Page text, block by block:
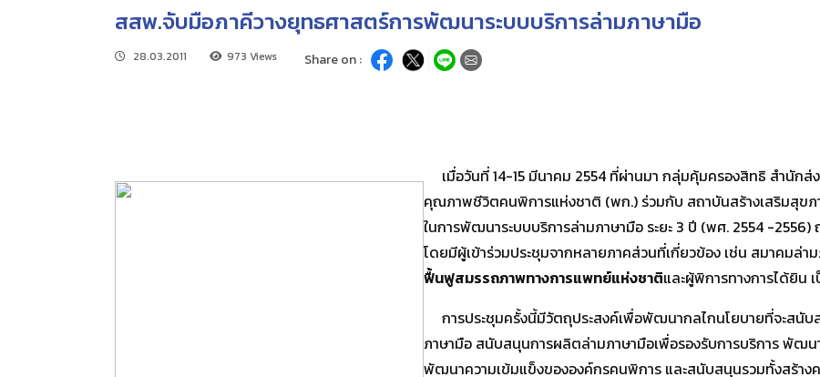
สสพ.จับมือภาคีวางยุทธศาสตร์การพัฒนาระบบบริการล่ามภาษามือ
28.03.2011 973 Views Share on :
เมื่อวันที่ 14-15 มีนาคม 2554 ที่ผ่านมา กลุ่มคุ้มครองสิทธิ สำนัก
คุณภาพชีวิตคนพิการแห่งชาติ (พก.) ร่วมกับ สถาบันสร้างเสริมสุข
ในการพัฒนาระบบบริการล่ามภาษามือ ระยะ 3 ปี (พศ. 2554 -2556)
โดยมีผู้เข้าร่วมประชุมจากหลายภาคส่วนที่เกี่ยวข้อง เช่น สมาคมล่า
ฟื้นฟูสมรรถภาพทางการแพทย์แห่งชาติและผู้พิการทางการได้ยิน
การประชุมครั้งนี้มีวัตถุประสงค์เพื่อพัฒนากลไกนโยบายที่จะสนับ
ภาษามือ สนับสนุนการผลิตล่ามภาษามือเพื่อรองรับการบริการ พัฒ
พัฒนาความเข้มแข็งขององค์กรคนพิการ และสนับสนุนรวมทั้งสร้างค